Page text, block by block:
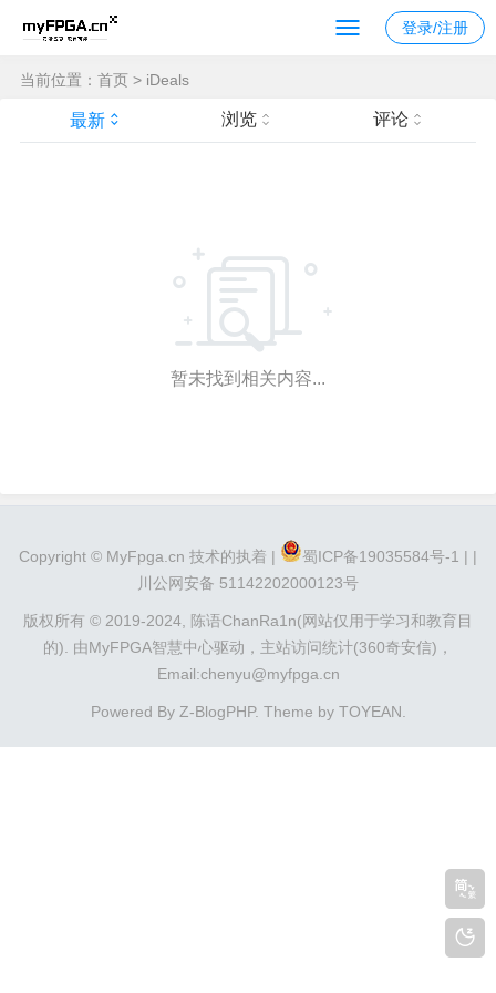
登录/注册
当前位置： 首页 > iDeals
最新 浏览 评论
暂未找到相关内容...
Copyright © MyFpga.cn 技术的执着 | 蜀ICP备19035584号-1 | |
川公网安备 51142202000123号
版权所有 © 2019-2024,
陈语ChanRa1n(网站仅用于学习和教育目
的).
由MyFPGA智慧中心驱动， 主站访问统计(360奇安信) ，
Email:chenyu@myfpga.cn
Powered By Z-BlogPHP. Theme by TOYEAN